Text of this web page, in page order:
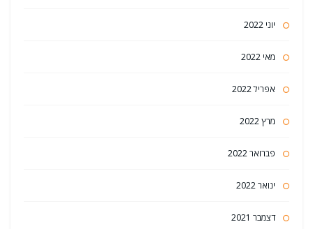
יוני 2022
מאי 2022
אפריל 2022
מרץ 2022
פברואר 2022
ינואר 2022
דצמבר 2021